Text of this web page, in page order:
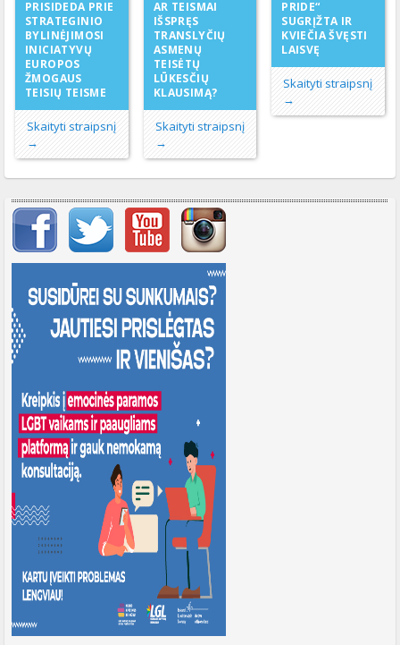
PRISIDEDA PRIE
STRATEGINIO
BYLINĖJIMOSI
INICIATYVŲ
EUROPOS
ŽMOGAUS
TEISIŲ TEISME
Skaityti straipsnį
→
AR TEISMAI
IŠSPRĘS
TRANSLYČIŲ
ASMENŲ
TEISĖTŲ
LŪKESČIŲ
KLAUSIMĄ?
Skaityti straipsnį
→
PRIDE“
SUGRĮŽTA IR
KVIEČIA ŠVĘSTI
LAISVĘ
Skaityti straipsnį
→
Svarbių įrašų meniu